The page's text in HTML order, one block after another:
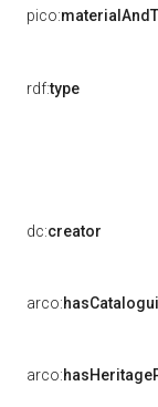
pico:
rdf:type
dc:creator
arco:
arco: